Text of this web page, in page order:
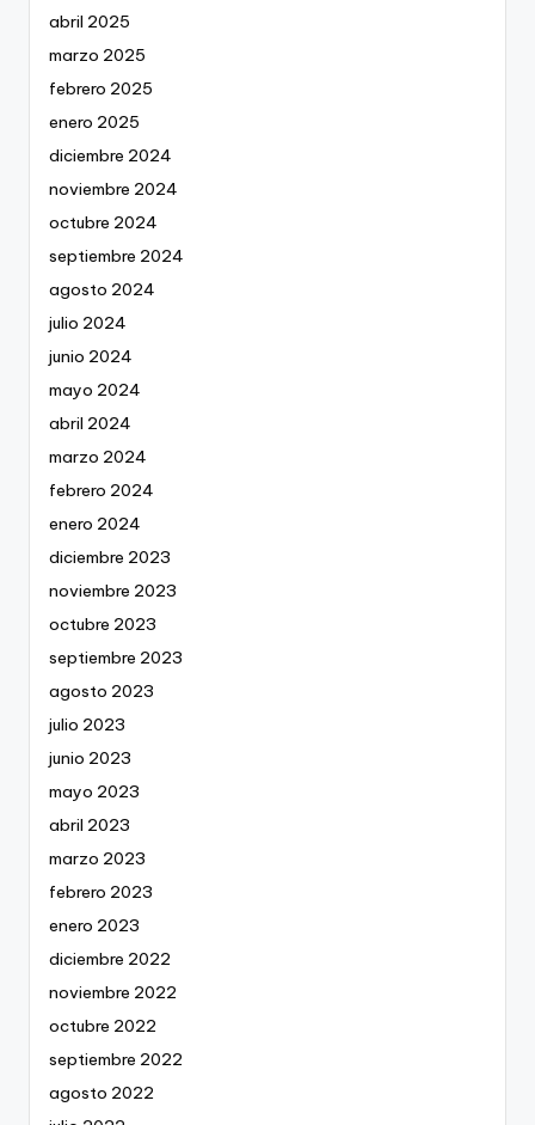
abril 2025
marzo 2025
febrero 2025
enero 2025
diciembre 2024
noviembre 2024
octubre 2024
septiembre 2024
agosto 2024
julio 2024
junio 2024
mayo 2024
abril 2024
marzo 2024
febrero 2024
enero 2024
diciembre 2023
noviembre 2023
octubre 2023
septiembre 2023
agosto 2023
julio 2023
junio 2023
mayo 2023
abril 2023
marzo 2023
febrero 2023
enero 2023
diciembre 2022
noviembre 2022
octubre 2022
septiembre 2022
agosto 2022